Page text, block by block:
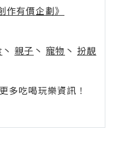
作有價企劃》
丶 親子 丶 寵物 丶 扮靚
吃喝玩樂資訊！